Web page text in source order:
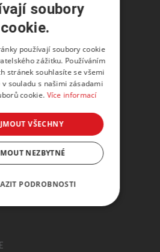
údajů
soubory
cookie.
používají soubory cookie
zážitku. Používáním
stránek souhlasíte se všemi
souladu s našimi zásadami
cookie. Více informací
VŠECHNY
NEZBYTNÉ
PODROBNOSTI